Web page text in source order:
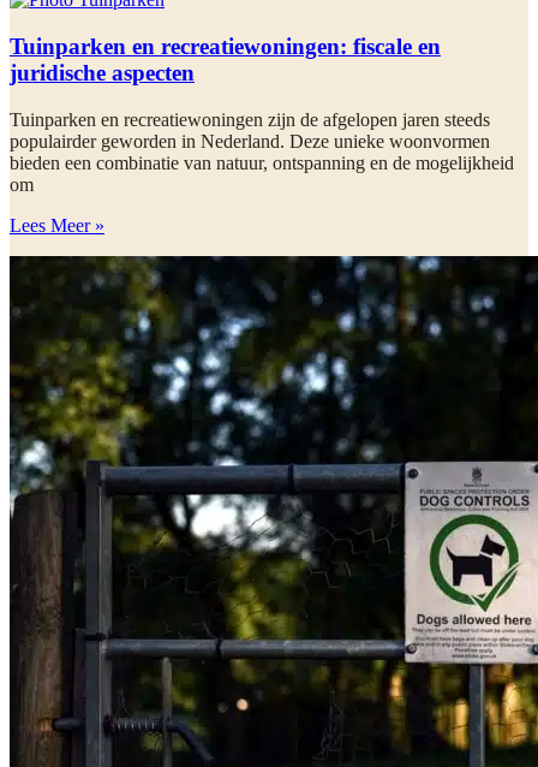
Tuinparken en recreatiewoningen: fiscale en
juridische aspecten
Tuinparken en recreatiewoningen zijn de afgelopen jaren steeds
populairder geworden in Nederland. Deze unieke woonvormen
bieden een combinatie van natuur, ontspanning en de mogelijkheid
om
Lees Meer »